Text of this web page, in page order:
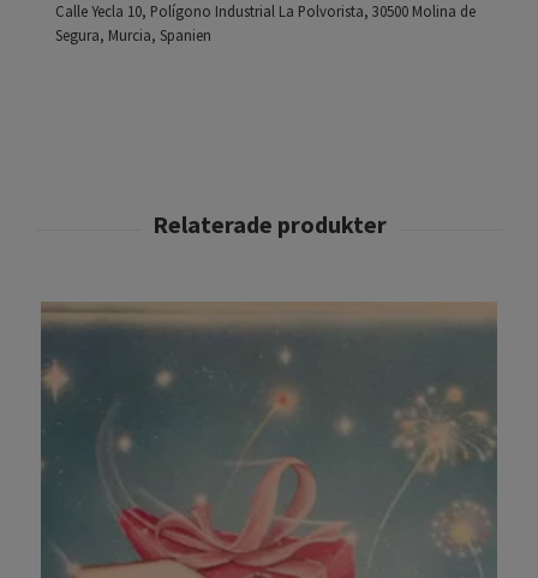
Calle Yecla 10, Polígono Industrial La Polvorista, 30500 Molina de
Segura, Murcia, Spanien